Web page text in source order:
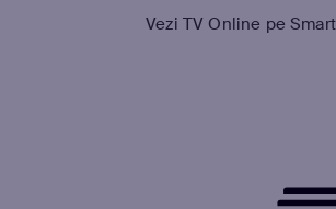
Vezi TV Online pe